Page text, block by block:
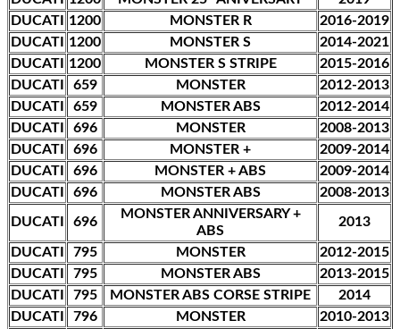
DUCATI
1200 MONSTER R
2016-2019
DUCATI
1200 MONSTER S
2014-2021
DUCATI
1200 MONSTER S STRIPE
2015-2016
DUCATI
659 MONSTER
2012-2013
DUCATI
659 MONSTER ABS
2012-2014
DUCATI
696 MONSTER
2008-2013
DUCATI
696 MONSTER +
2009-2014
DUCATI
696 MONSTER + ABS
2009-2014
DUCATI
696 MONSTER ABS 2008-2013
DUCATI 696
MONSTER ANNIVERSARY +
ABS
2013
DUCATI 795 MONSTER
2012-2015
DUCATI
795 MONSTER ABS
2013-2015
DUCATI
795 MONSTER ABS CORSE STRIPE
2014
DUCATI
796 MONSTER
2010-2013